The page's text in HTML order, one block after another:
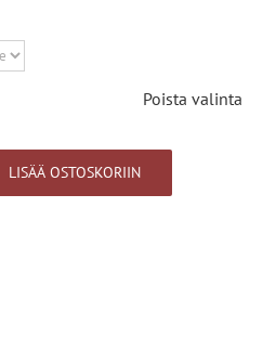
Poista valinta
LISÄÄ OSTOSKORIIN